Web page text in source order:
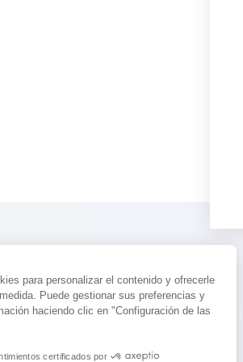
ACTUALIDAD
para personalizar el contenido y ofrecerle
Puede gestionar sus preferencias y
haciendo clic en "Configuración de las
certificados por